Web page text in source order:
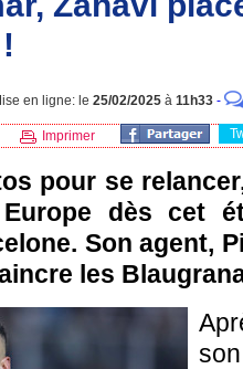
en ligne: le 25/02/2025 à 11h33 -
Imprimer
pour se
dès cet
Son agent,
les